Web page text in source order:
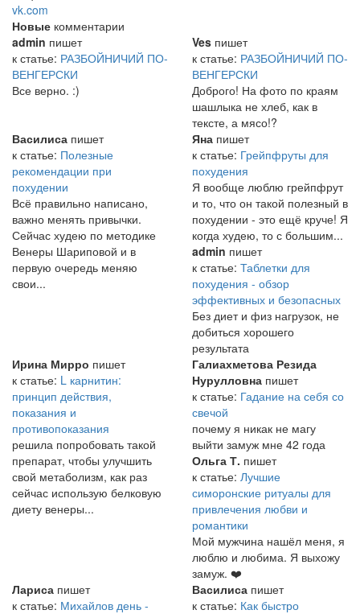
vk.com
Новые комментарии
admin пишет
к статье: РАЗБОЙНИЧИЙ ПО-
ВЕНГЕРСКИ
Все верно. :)
Ves пишет
к статье: РАЗБОЙНИЧИЙ ПО-
ВЕНГЕРСКИ
Доброго! На фото по краям
шашлыка не хлеб, как в
тексте, а мясо!?
Василиса пишет
к статье: Полезные
рекомендации при
похудении
Всё правильно написано,
важно менять привычки.
Сейчас худею по методике
Венеры Шариповой и в
первую очередь меняю
свои...
Яна пишет
к статье: Грейпфруты для
похудения
Я вообще люблю грейпфрут
и то, что он такой полезный в
похудении - это ещё круче! Я
когда худею, то с большим...
admin пишет
к статье: Таблетки для
похудения - обзор
эффективных и безопасных
Без диет и физ нагрузок, не
добиться хорошего
результата
Ирина Мирро пишет
к статье: L карнитин:
принцип действия,
показания и
противопоказания
решила попробовать такой
препарат, чтобы улучшить
свой метаболизм, как раз
сейчас использую белковую
диету венеры...
Галиахметова Резида
Нурулловна пишет
к статье: Гадание на себя со
свечой
почему я никак не магу
выйти замуж мне 42 года
Ольга Т. пишет
к статье: Лучшие
симоронские ритуалы для
привлечения любви и
романтики
Мой мужчина нашёл меня, я
люблю и любима. Я выхожу
замуж. ❤️
Лариса пишет
к статье: Михайлов день -
Василиса пишет
к статье: Как быстро